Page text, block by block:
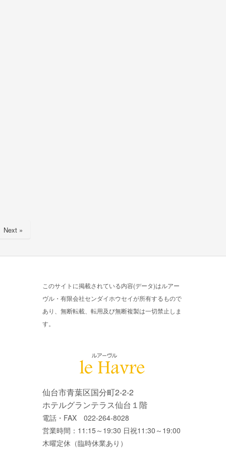
Next »
このサイトに掲載されている内容(データ)はルアー
ヴル・有限会社センダイホウセイが所有するもので
あり、無断転載、転用及び無断複製は一切禁止しま
す。
仙台市青葉区国分町2-2-2
ホテルグランテラス仙台１階
電話・FAX 022-264-8028
営業時間：11:15～19:30 日祝11:30～19:00
木曜定休（臨時休業あり）